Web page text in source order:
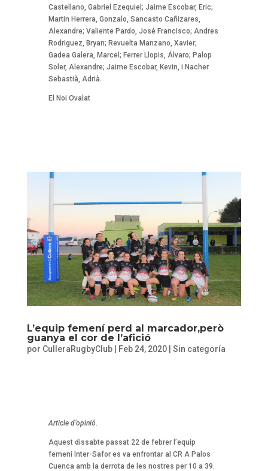
Castellano, Gabriel Ezequiel; Jaime Escobar, Eric;
Martin Herrera, Gonzalo, Sancasto Cañizares,
Alexandre; Valiente Pardo, José Francisco; Andres
Rodriguez, Bryan; Revuelta Manzano, Xavier;
Gadea Galera, Marcel; Ferrer Llopis, Álvaro; Palop
Soler, Alexandre; Jaime Escobar, Kevin, i Nacher
Sebastià, Adrià.
El Noi Ovalat
L’equip femení perd al marcador,però
guanya el cor de l’afició
por CulleraRugbyClub| Feb 24, 2020| Sin categoría
Article d’opinió.
Aquest dissabte passat 22 de febrer l’equip
femení Inter-Safor es va enfrontar al CR A Palos
Cuenca amb la derrota de les nostres per 10 a 39.